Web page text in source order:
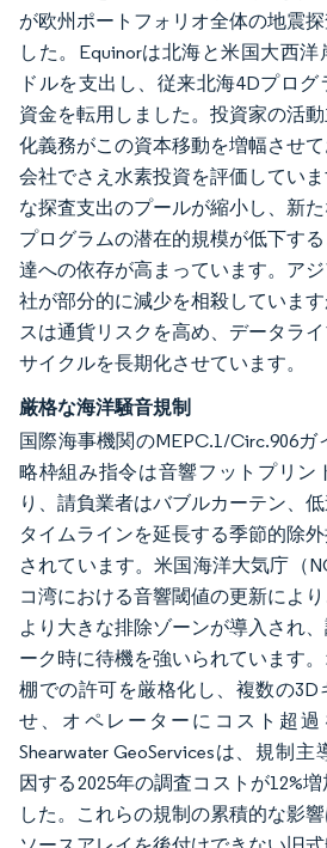
が欧州ポートフォリオ全体の地震
した。Equinorは北海と米国大西
ドルを支出し、従来北海4Dプロ
資金を転用しました。投資家の活
化義務がこの資本移動を増幅させ
会社でさえ水素投資を評価してい
な探査支出のプールが縮小し、新
プログラムの潜在的規模が低下す
達への依存が高まっています。ア
社が部分的に減少を相殺していま
スは通貨リスクを高め、データラ
サイクルを長期化させています。
厳格な海洋騒音規制
国際海事機関のMEPC.1/Circ.906ガ
略枠組み指令は音響フットプリン
り、請負業者はバブルカーテン、
タイムラインを延長する季節的除
されています。米国海洋大気庁（
コ湾における音響閾値の更新によ
より大きな排除ゾーンが導入され
ーク時に待機を強いられています
棚での許可を厳格化し、複数の3D
せ、オペレーターにコスト超過
Shearwater GeoServicesは、規制
因する2025年の調査コストが12%
した。これらの規制の累積的な影